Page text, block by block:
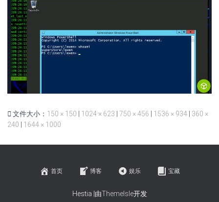
文件大小： 150 × 150 1024 × 623 750 × 456 1536 × 934
360 ×
240
1644 × 1000
首页 博客 娱乐 宝藏
Hestia |由ThemeIsle开发